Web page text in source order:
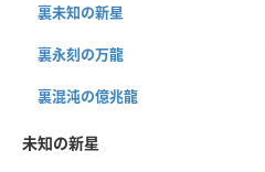
裏未知の新星
裏永刻の万龍
裏混沌の億兆龍
未知の新星